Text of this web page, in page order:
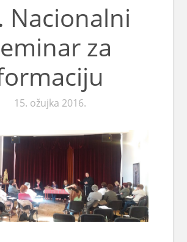
Nacionalni
za
15. ožujka 2016.